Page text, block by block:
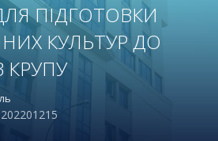
ПІДГОТОВКИ
КУЛЬТУР ДО
КРУПУ